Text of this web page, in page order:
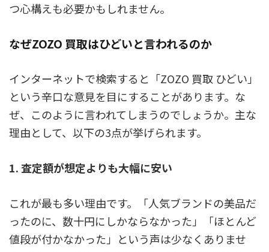
つ心構えも必要かもしれません。
なぜZOZO 買取はひどいと言われるのか
インターネットで検索すると「ZOZO 買取 ひどい」
という辛口な意見を目にすることがあります。な
ぜ、このように言われてしまうのでしょうか。主な
理由として、以下の3点が挙げられます。
1. 査定額が想定よりも大幅に安い
これが最も多い理由です。「人気ブランドの美品だ
ったのに、数十円にしかならなかった」「ほとんど
値段が付かなかった」という声は少なくありませ